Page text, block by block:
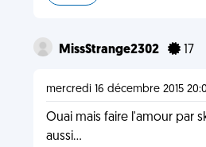
MissStrange2302 17
mercredi 16 décembre 2015
Ouai mais faire l'amour par
aussi...